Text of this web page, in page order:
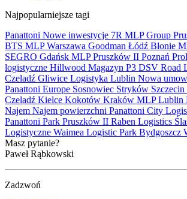
Najpopularniejsze tagi
Panattoni Nowe inwestycje 7R MLP Group
BTS MLPWarszawa Goodman Łódź Błonie
SEGRO Gdańsk MLP Pruszków II Poznań
logistyczne Hillwood Magazyn P3 DSV Road
Czeladź Gliwice Logistyka Lublin Nowa
Panattoni Europe Sosnowiec Stryków Szczecin
Czeladź Kielce Kokotów Kraków MLP Lublin
Najem Najem powierzchni Panattoni City
Panattoni Park Pruszków II Raben Logistics
Logistyczne Waimea Logistic Park Bydgoszcz
Masz pytanie?
Paweł Rąbkowski
Zadzwoń